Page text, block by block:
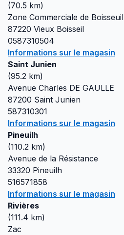
(70.5 km)
Zone Commerciale de Boisseuil
87220 Vieux Boisseil
0587310504
Informations sur le magasin
Saint Junien
(95.2 km)
Avenue Charles DE GAULLE
87200 Saint Junien
587310301
Informations sur le magasin
Pineuilh
(110.2 km)
Avenue de la Résistance
33320 Pineuilh
516571858
Informations sur le magasin
Rivières
(111.4 km)
Zac